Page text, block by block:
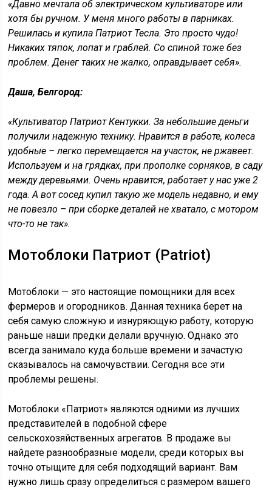
«Давно мечтала об электрическом культиваторе или
хотя бы ручном. У меня много работы в парниках.
Решилась и купила Патриот Тесла. Это просто чудо!
Никаких тяпок, лопат и граблей. Со спиной тоже без
проблем. Денег таких не жалко, оправдывает себя».
Даша, Белгород:
«Культиватор Патриот Кентукки. За небольшие деньги
получили надежную технику. Нравится в работе, колеса
удобные – легко перемещается на участок, не ржавеет.
Используем и на грядках, при прополке сорняков, в саду
между деревьями. Очень нравится, работает у нас уже 2
года. А вот сосед купил такую же модель недавно, и ему
не повезло – при сборке деталей не хватало, с мотором
что-то не так».
Мотоблоки Патриот (Patriot)
Мотоблоки — это настоящие помощники для всех
фермеров и огородников. Данная техника берет на
себя самую сложную и изнуряющую работу, которую
раньше наши предки делали вручную. Однако это
всегда занимало куда больше времени и зачастую
сказывалось на самочувствии. Сегодня все эти
проблемы решены.
Мотоблоки «Патриот» являются одними из лучших
представителей в подобной сфере
сельскохозяйственных агрегатов. В продаже вы
найдете разнообразные модели, среди которых вы
точно отыщите для себя подходящий вариант. Вам
нужно лишь сразу определиться с размером вашего